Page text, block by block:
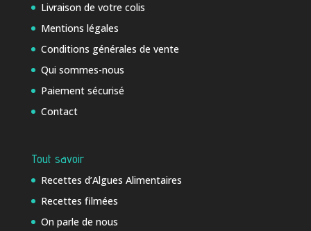
Livraison de votre colis
Mentions légales
Conditions générales de vente
Qui sommes-nous
Paiement sécurisé
Contact
Tout savoir
Recettes d’Algues Alimentaires
Recettes filmées
On parle de nous